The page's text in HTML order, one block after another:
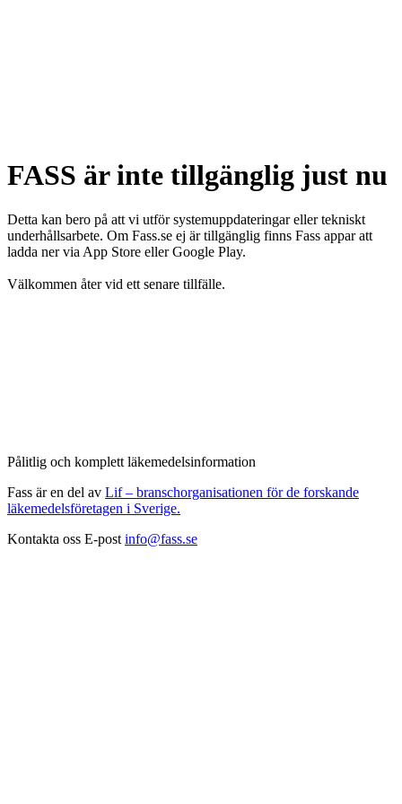
FASS är inte tillgänglig just nu
Detta kan bero på att vi utför systemuppdateringar eller tekniskt
underhållsarbete. Om Fass.se ej är tillgänglig finns Fass appar att
ladda ner via App Store eller Google Play.
Välkommen åter vid ett senare tillfälle.
Pålitlig och komplett läkemedelsinformation
Fass är en del av Lif – branschorganisationen för de forskande
läkemedelsföretagen i Sverige.
Kontakta oss E-post info@fass.se